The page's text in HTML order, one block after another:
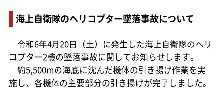
海上自衛隊のヘリコプター墜落事故について
令和6年4月20日（土）に発生した海上自衛隊のヘリ
コプター2機の墜落事故に関してお知らせします。
約5,500mの海底に沈んだ機体の引き揚げ作業を実
施し、各機体の主要部分の引き揚げが完了しました。